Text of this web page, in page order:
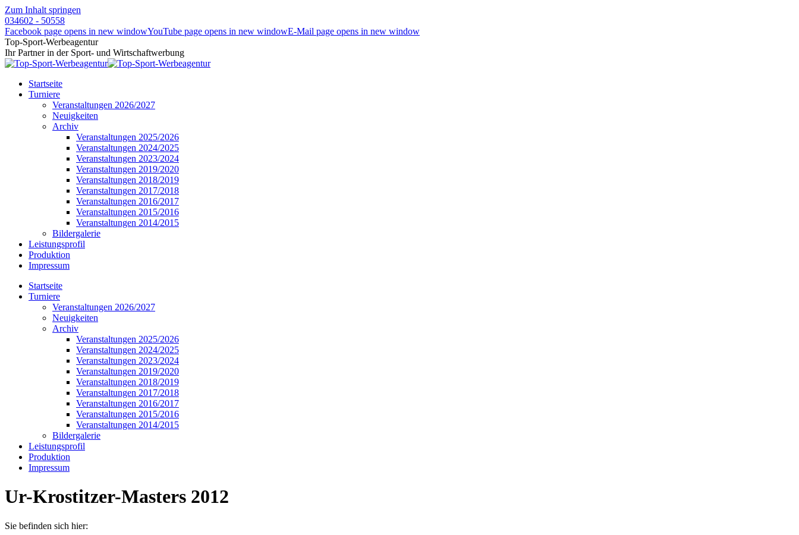
Zum Inhalt springen
034602 - 50558
Facebook page opens in new windowYouTube page opens in new windowE-Mail page opens in new window
Top-Sport-Werbeagentur
Ihr Partner in der Sport- und Wirtschaftwerbung
Startseite
Turniere
Veranstaltungen 2026/2027
Neuigkeiten
Archiv
Veranstaltungen 2025/2026
Veranstaltungen 2024/2025
Veranstaltungen 2023/2024
Veranstaltungen 2019/2020
Veranstaltungen 2018/2019
Veranstaltungen 2017/2018
Veranstaltungen 2016/2017
Veranstaltungen 2015/2016
Veranstaltungen 2014/2015
Bildergalerie
Leistungsprofil
Produktion
Impressum
Startseite
Turniere
Veranstaltungen 2026/2027
Neuigkeiten
Archiv
Veranstaltungen 2025/2026
Veranstaltungen 2024/2025
Veranstaltungen 2023/2024
Veranstaltungen 2019/2020
Veranstaltungen 2018/2019
Veranstaltungen 2017/2018
Veranstaltungen 2016/2017
Veranstaltungen 2015/2016
Veranstaltungen 2014/2015
Bildergalerie
Leistungsprofil
Produktion
Impressum
Ur-Krostitzer-Masters 2012
Sie befinden sich hier: